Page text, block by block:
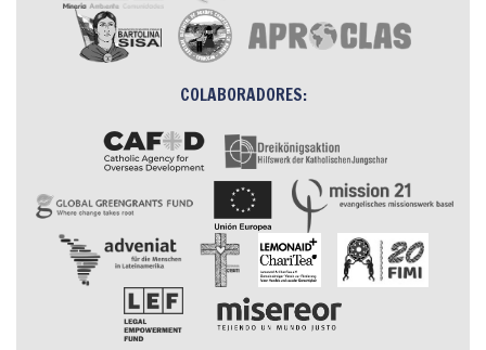
COLABORADORES: